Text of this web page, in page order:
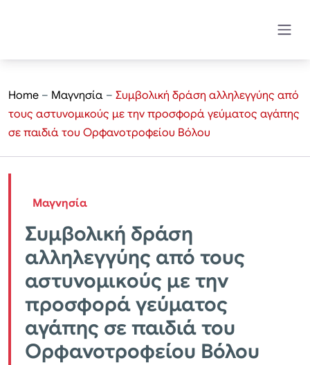
Home – Μαγνησία – Συμβολική δράση αλληλεγγύης από
τους αστυνομικούς με την προσφορά γεύματος αγάπης
σε παιδιά του Ορφανοτροφείου Βόλου
Μαγνησία
Συμβολική δράση
αλληλεγγύης από τους
αστυνομικούς με την
προσφορά γεύματος
αγάπης σε παιδιά του
Ορφανοτροφείου Βόλου